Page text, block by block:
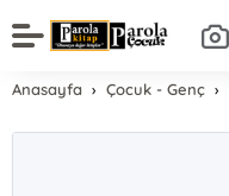
Anasayfa Çocuk - Genç